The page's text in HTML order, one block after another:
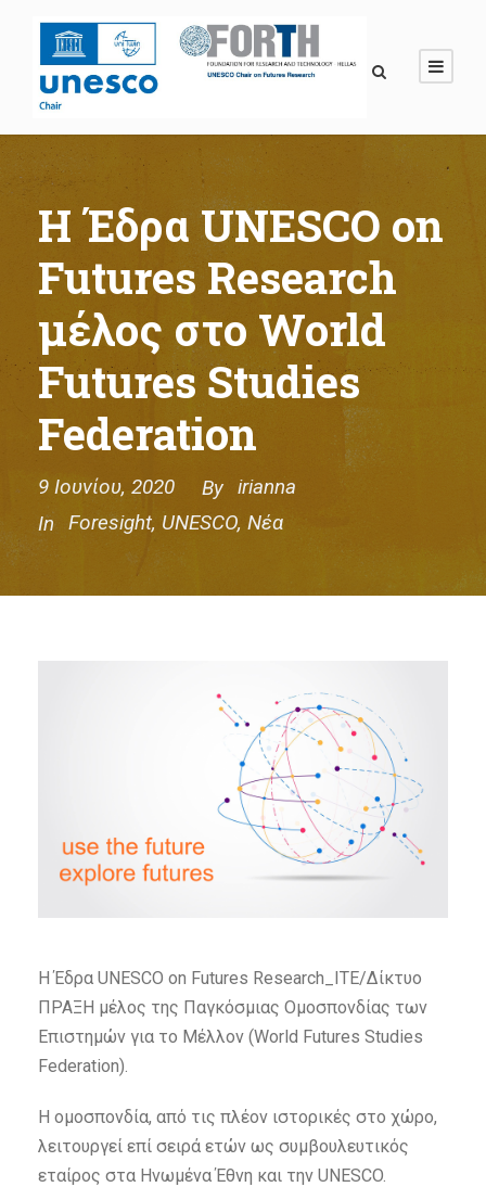
Η Έδρα UNESCO on
Futures Research
μέλος στο World
Futures Studies
Federation
9 Ιουνίου, 2020 By irianna
In
Foresight, UNESCO, Νέα
Η Έδρα UNESCO on Futures Research_ITE/Δίκτυο
ΠΡΑΞΗ μέλος της Παγκόσμιας Ομοσπονδίας των
Επιστημών για το Μέλλον (World Futures Studies
Federation).
Η ομοσπονδία, από τις πλέον ιστορικές στο χώρο,
λειτουργεί επί σειρά ετών ως συμβουλευτικός
εταίρος στα Ηνωμένα Έθνη και την UNESCO.